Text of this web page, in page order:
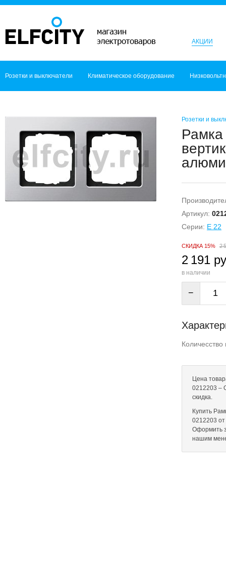
АКЦИИ
Розетки и выключатели Климатическое оборудование
Розетки и
Рамка
Артикул:
Серии: E 22
СКИДКА 15% 2
2 191
в наличии
−
Цена
0212203 –
скидка.
Купить
0212203 от
Оформить
нашим